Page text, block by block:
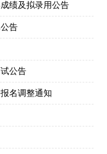
绩及拟录用公告
告
公告
名调整通知